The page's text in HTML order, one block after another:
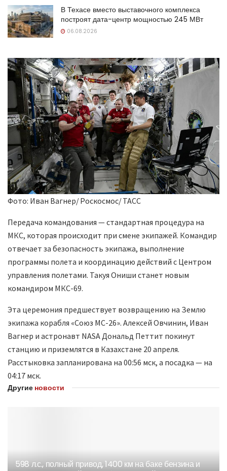
В Техасе вместо выставочного комплекса
построят дата-центр мощностью 245 МВт
06.08.2026
Фото: Иван Вагнер/ Роскосмос/ ТАСС
Передача командования — стандартная процедура на
МКС, которая происходит при смене экипажей. Командир
отвечает за безопасность экипажа, выполнение
программы полета и координацию действий с Центром
управления полетами. Такуя Ониши станет новым
командиром МКС-69.
Эта церемония предшествует возвращению на Землю
экипажа корабля «Союз МС-26». Алексей Овчинин, Иван
Вагнер и астронавт NASA Дональд Петтит покинут
станцию и приземлятся в Казахстане 20 апреля.
Расстыковка запланирована на 00:56 мск, а посадка — на
04:17 мск.
Другие новости
598 л.с., полный привод, 1400 км на баке бензина и